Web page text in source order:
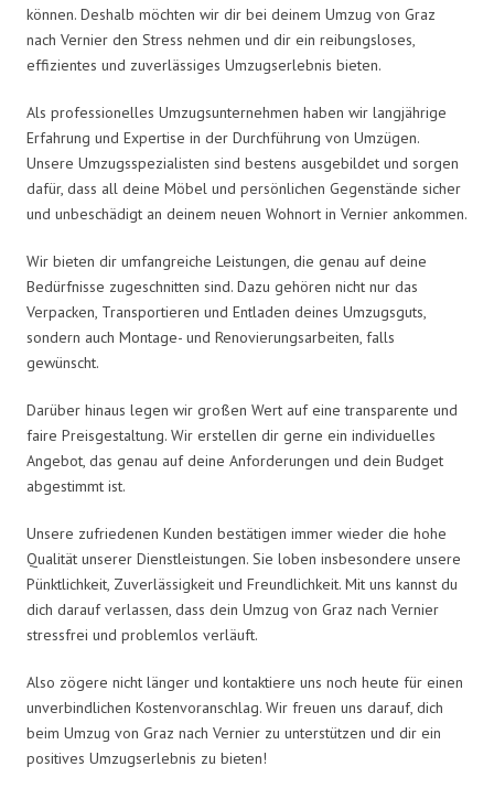
können. Deshalb möchten wir dir bei deinem Umzug von Graz
nach Vernier den Stress nehmen und dir ein reibungsloses,
effizientes und zuverlässiges Umzugserlebnis bieten.
Als professionelles Umzugsunternehmen haben wir langjährige
Erfahrung und Expertise in der Durchführung von Umzügen.
Unsere Umzugsspezialisten sind bestens ausgebildet und sorgen
dafür, dass all deine Möbel und persönlichen Gegenstände sicher
und unbeschädigt an deinem neuen Wohnort in Vernier ankommen.
Wir bieten dir umfangreiche Leistungen, die genau auf deine
Bedürfnisse zugeschnitten sind. Dazu gehören nicht nur das
Verpacken, Transportieren und Entladen deines Umzugsguts,
sondern auch Montage- und Renovierungsarbeiten, falls
gewünscht.
Darüber hinaus legen wir großen Wert auf eine transparente und
faire Preisgestaltung. Wir erstellen dir gerne ein individuelles
Angebot, das genau auf deine Anforderungen und dein Budget
abgestimmt ist.
Unsere zufriedenen Kunden bestätigen immer wieder die hohe
Qualität unserer Dienstleistungen. Sie loben insbesondere unsere
Pünktlichkeit, Zuverlässigkeit und Freundlichkeit. Mit uns kannst du
dich darauf verlassen, dass dein Umzug von Graz nach Vernier
stressfrei und problemlos verläuft.
Also zögere nicht länger und kontaktiere uns noch heute für einen
unverbindlichen Kostenvoranschlag. Wir freuen uns darauf, dich
beim Umzug von Graz nach Vernier zu unterstützen und dir ein
positives Umzugserlebnis zu bieten!